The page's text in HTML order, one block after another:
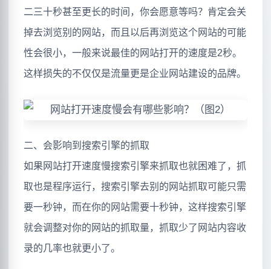
二三十秒甚至更长的时间，你会愿意等吗？肯定会关
掉去浏览别的网站，而且以后再浏览这个网站的可能
性会很小，一般来说最佳的网站打开的速度是2秒。
这样损失的不仅仅是流量更是企业网站建设的品牌。
二、会影响到搜索引擎的抓取
如果网站打开速度慢搜索引擎来抓取也就困难了，抓
取也是程序运行，搜索引擎去别的网站抓取可能只需
要一秒钟，而在你的网站需要十秒钟，这样搜索引擎
就会调整对你的网站的抓取量，抓取少了网站内容收
录的几率也就更小了。